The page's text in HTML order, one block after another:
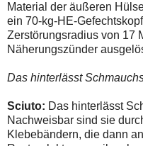
Material der äußeren
ein 70-kg-HE-
Zerstörungsradius von 17
Näherungszünder
Das hinterlässt
Sciuto: Das hinterlässt
Nachweisbar sind sie
Klebebändern, die dann